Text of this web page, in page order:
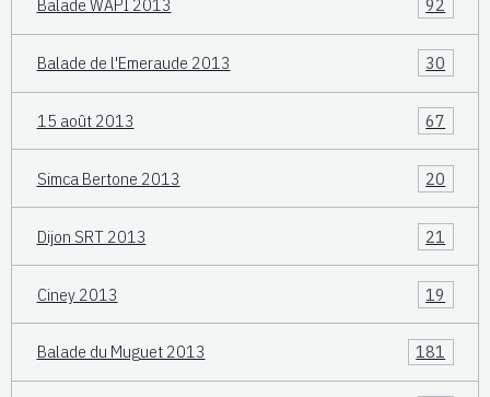
Balade WAPI 2013 92
Balade de l'Emeraude 2013 30
15 août 2013 67
Simca Bertone 2013 20
Dijon SRT 2013 21
Ciney 2013 19
Balade du Muguet 2013 181